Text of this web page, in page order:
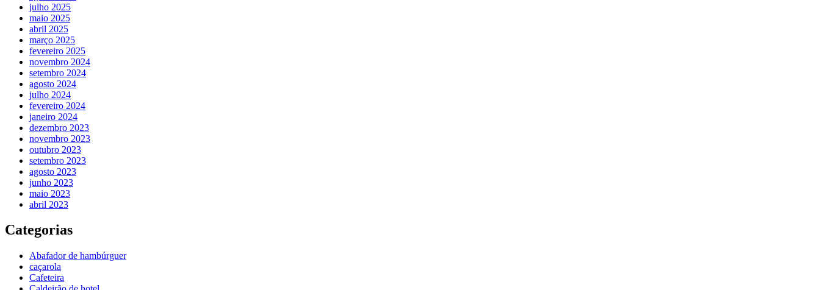
julho 2025
maio 2025
abril 2025
março 2025
fevereiro 2025
novembro 2024
setembro 2024
agosto 2024
julho 2024
fevereiro 2024
janeiro 2024
dezembro 2023
novembro 2023
outubro 2023
setembro 2023
agosto 2023
junho 2023
maio 2023
abril 2023
Categorias
Abafador de hambúrguer
caçarola
Cafeteira